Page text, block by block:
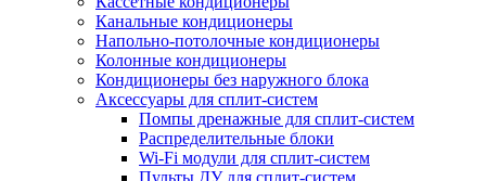
Канальные кондиционеры
Напольно-потолочные кондиционеры
Колонные кондиционеры
Кондиционеры без наружного блока
Аксессуары для сплит-систем
Помпы дренажные для сплит-систем
Распределительные блоки
Wi-Fi модули для сплит-систем
Пульты ДУ для сплит-систем